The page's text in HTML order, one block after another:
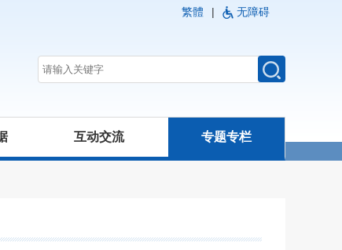
繁體 | 无障碍
互动交流 专题专栏